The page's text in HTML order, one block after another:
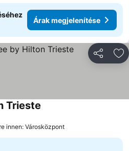
Árak megjelenítése
Trieste
innen: Városközpont